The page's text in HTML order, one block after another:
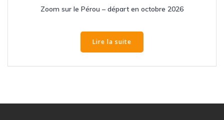
Zoom sur le Pérou – départ en octobre 2026
Lire la suite